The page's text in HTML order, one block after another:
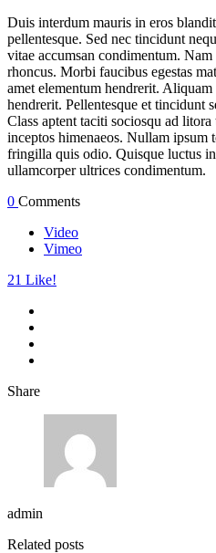
Duis interdum mauris in eros
pellentesque. Sed nec tincidunt
vitae accumsan condimentum.
rhoncus. Morbi faucibus egestas
amet elementum hendrerit.
hendrerit. Pellentesque et tincidunt
Class aptent taciti sociosqu ad
inceptos himenaeos. Nullam ipsum
fringilla quis odio. Quisque luctus
ullamcorper ultrices condimentum.
0 Comments
Video
Vimeo
21 Like!
Share
admin
Related posts